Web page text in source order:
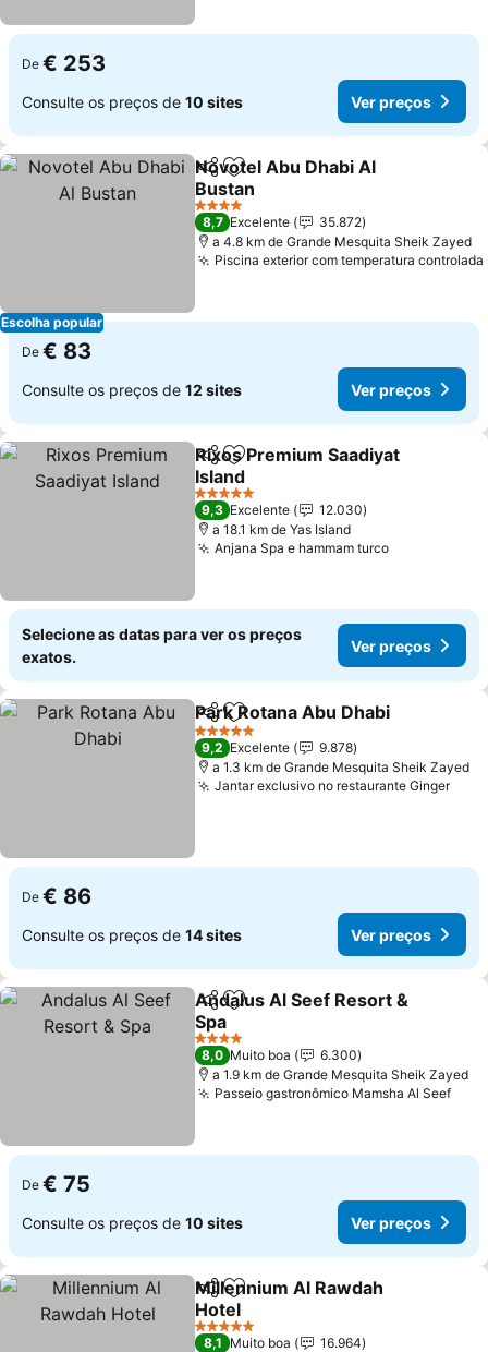
De € 253
Consulte os preços de 10 sites Ver preços
Escolha popular
PartilharAdicionar aos favoritos
Novotel Abu Dhabi Al
Bustan
Ver preços
4 Estrelas
8,7 Excelente
35.872
a 4.8 km de Grande Mesquita Sheik Zayed
Piscina exterior com temperatura controlada
De € 83
Consulte os preços de 12 sites Ver preços
PartilharAdicionar aos favoritos
Rixos Premium Saadiyat
Island
Ver preços
5 Estrelas
9,3 Excelente
12.030
a 18.1 km de Yas Island
Anjana Spa e hammam turcoVer preços
Selecione as datas para ver os preços
exatos.
Ver preços
PartilharAdicionar aos favoritos
Park Rotana Abu Dhabi
5 Estrelas
9,2 Excelente
9.878
a 1.3 km de Grande Mesquita Sheik Zayed
Jantar exclusivo no restaurante GingerVer
De € 86
Consulte os preços de 14 sites Ver preços
PartilharAdicionar aos favoritos
Andalus Al Seef Resort &
Spa
Ver preços
4 Estrelas
8,0 Muito boa
6.300
a 1.9 km de Grande Mesquita Sheik Zayed
Passeio gastronômico Mamsha Al SeefVer
De € 75
Consulte os preços de 10 sites Ver preços
PartilharAdicionar aos favoritos
Millennium Al Rawdah
Hotel
Ver preços
5 Estrelas
8,1 Muito boa
16.964